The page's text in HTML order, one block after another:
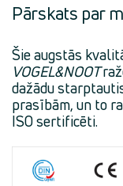
Pārskats par
Šie augstās
VOGEL&NOOT
dažādu
prasībām, un to
ISO sertificēti.